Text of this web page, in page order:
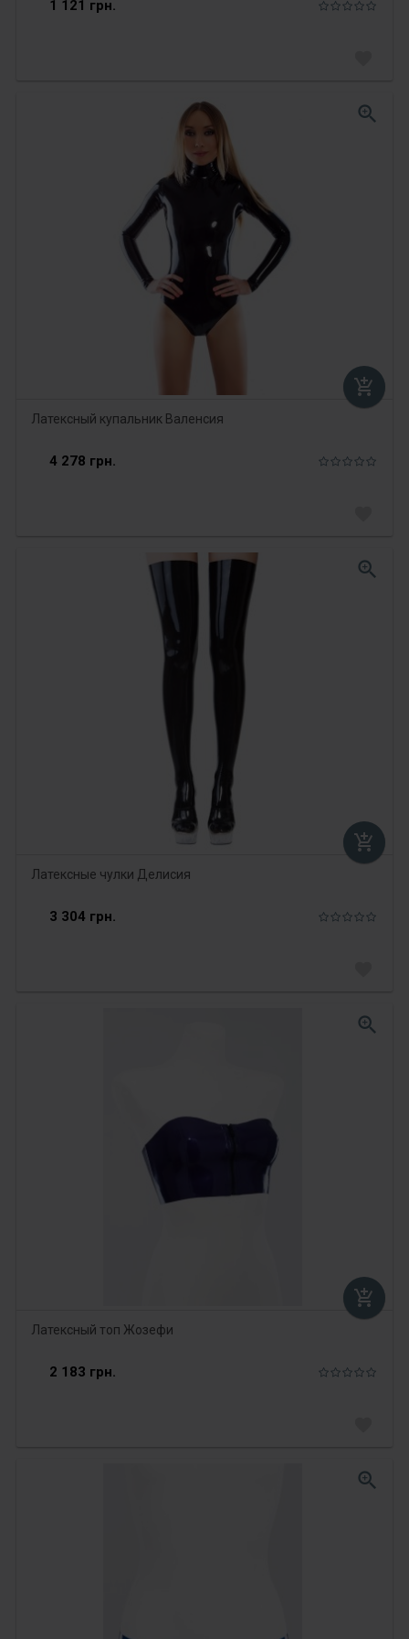
1 121 грн.
Латексный купальник Валенсия
4 278 грн.
add_shopping_cart
zoom_in
Латексные чулки Делисия
3 304 грн.
add_shopping_cart
zoom_in
Латексный топ Жозефи
2 183 грн.
add_shopping_cart
zoom_in
zoom_in